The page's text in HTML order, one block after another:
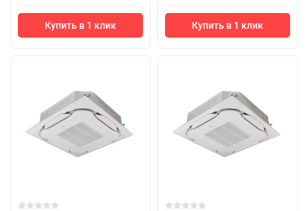
Купить в 1 клик Купить в 1 клик